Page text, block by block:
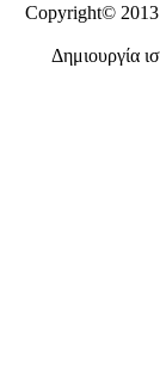
Copyright© 2013
Δημιουργία